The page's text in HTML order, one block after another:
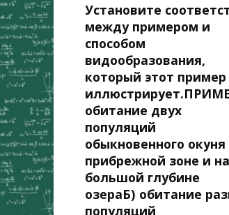
Установите
между примером и
способом
видообразования,
который этот пример
обитание двух
популяций
обыкновенного окуня
прибрежной зоне и на
большой глубине
озераБ) обитание
популяций